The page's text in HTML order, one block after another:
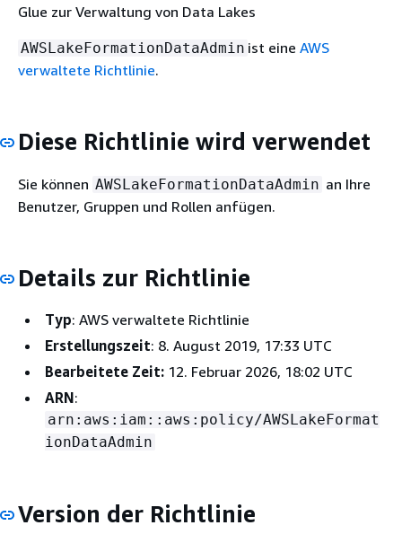
Glue zur Verwaltung von Data Lakes
AWSLakeFormationDataAdmin ist eine AWS
verwaltete Richtlinie.
Diese Richtlinie wird verwendet
Sie können AWSLakeFormationDataAdmin an Ihre
Benutzer, Gruppen und Rollen anfügen.
Details zur Richtlinie
Typ: AWS verwaltete Richtlinie
Erstellungszeit: 8. August 2019, 17:33 UTC
Bearbeitete Zeit: 12. Februar 2026, 18:02 UTC
ARN:
arn:aws:iam::aws:policy/AWSLakeFormat
ionDataAdmin
Version der Richtlinie